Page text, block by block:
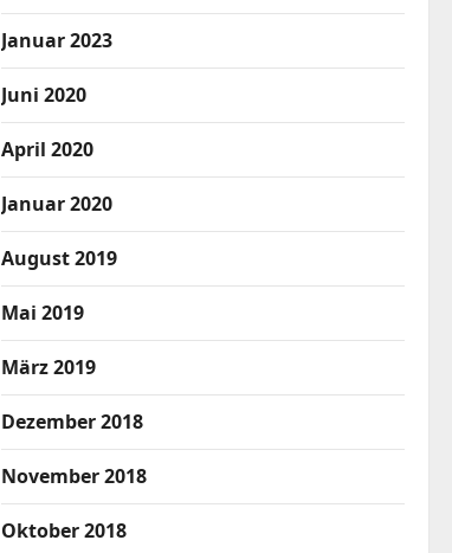
Januar 2023
Juni 2020
April 2020
Januar 2020
August 2019
Mai 2019
März 2019
Dezember 2018
November 2018
Oktober 2018